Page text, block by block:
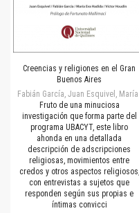
Creencias y religiones en el Gran
Buenos Aires
Fabián García, Juan Esquivel,
Fruto de una minuciosa
investigación que forma parte del
programa UBACYT, este libro
ahonda en una detallada
descripción de adscripciones
religiosas, movimientos entre
credos y otros aspectos religiosos,
con entrevistas a sujetos que
responden según sus propias e
íntimas convicci